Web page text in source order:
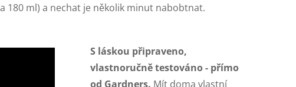
180 ml) a nechat je několik minut nabobtnat.
S láskou připraveno,
vlastnoručně testováno - přímo
od Gardners. Mít doma vlastní